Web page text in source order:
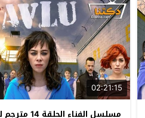
02:21:15
مسلسل الفناء الحلقة 14 مترجم للعربية